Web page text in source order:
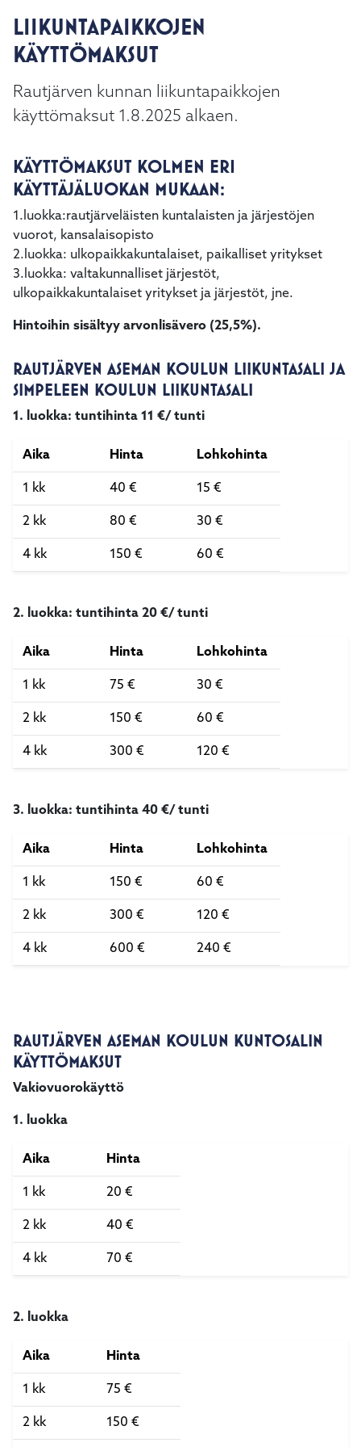
pyyhkäisyliikkeitä.
LIIKUNTAPAIKKOJEN
KÄYTTÖMAKSUT
Rautjärven kunnan liikuntapaikkojen
käyttömaksut 1.8.2025 alkaen.
KÄYTTÖMAKSUT KOLMEN ERI
KÄYTTÄJÄLUOKAN MUKAAN:
1.luokka:rautjärveläisten kuntalaisten ja järjestöjen
vuorot, kansalaisopisto
2.luokka: ulkopaikkakuntalaiset, paikalliset yritykset
3.luokka: valtakunnalliset järjestöt,
ulkopaikkakuntalaiset yritykset ja järjestöt, jne.
Hintoihin sisältyy arvonlisävero (25,5%).
RAUTJÄRVEN ASEMAN KOULUN LIIKUNTASALI JA
SIMPELEEN KOULUN LIIKUNTASALI
1. luokka: tuntihinta 11 €/ tunti
Aika Hinta Lohkohinta
1 kk 40 € 15 €
2 kk 80 € 30 €
4 kk 150 € 60 €
2. luokka: tuntihinta 20 €/ tunti
Aika Hinta Lohkohinta
1 kk 75 € 30 €
2 kk 150 € 60 €
4 kk 300 € 120 €
3. luokka: tuntihinta 40 €/ tunti
Aika Hinta Lohkohinta
1 kk 150 € 60 €
2 kk 300 € 120 €
4 kk 600 € 240 €
RAUTJÄRVEN ASEMAN KOULUN KUNTOSALIN
KÄYTTÖMAKSUT
Vakiovuorokäyttö
1. luokka
Aika Hinta
1 kk 20 €
2 kk 40 €
4 kk 70 €
2. luokka
Aika Hinta
1 kk 75 €
2 kk 150 €